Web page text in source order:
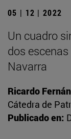
05 | 12 | 2022
Un cuadro
dos
Navarra
Ricardo
Cátedra de
Publicado en: